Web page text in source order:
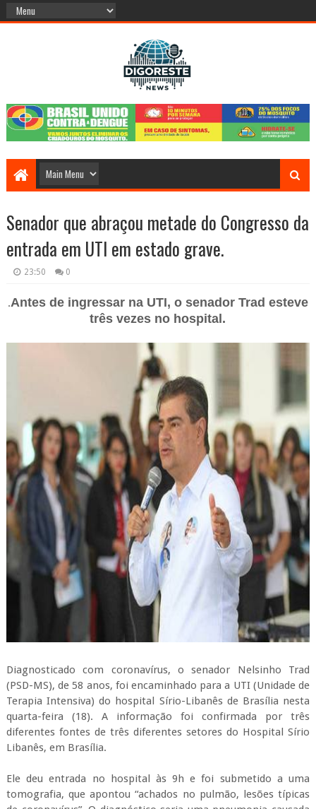
Senador que abraçou metade do Congresso da
entrada em UTI em estado grave.
23:50 0
.Antes de ingressar na UTI, o senador Trad esteve
três vezes no hospital.
Diagnosticado com coronavírus, o senador Nelsinho Trad
(PSD-MS), de 58 anos, foi encaminhado para a UTI (Unidade de
Terapia Intensiva) do hospital Sírio-Libanês de Brasília nesta
quarta-feira (18). A informação foi confirmada por três
diferentes fontes de três diferentes setores do Hospital Sírio
Libanês, em Brasília.
Ele deu entrada no hospital às 9h e foi submetido a uma
tomografia, que apontou “achados no pulmão, lesões típicas